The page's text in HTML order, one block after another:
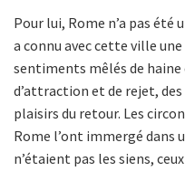
Pour lui, Rome n’a pas été
a connu avec cette ville
sentiments mêlés de haine
d’attraction et de rejet,
plaisirs du retour. Les
Rome l’ont immergé dans
n’étaient pas les siens,